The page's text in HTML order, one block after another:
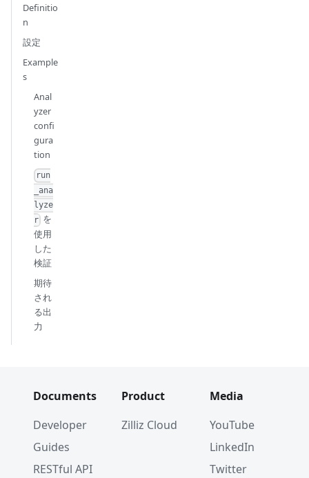
Definitio
n
設定
Example
s
Anal
yzer
confi
gura
tion
run
_ana
lyze
r を
使用
した
検証
期待
され
る出
力
Documents
Developer
Guides
RESTful API
Product
Zilliz Cloud
Media
YouTube
LinkedIn
Twitter